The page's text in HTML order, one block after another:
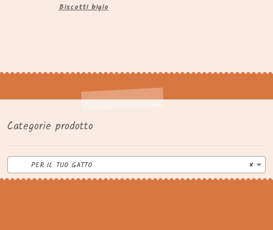
Biscotti bigio
Categorie prodotto
×
PER IL TUO GATTO